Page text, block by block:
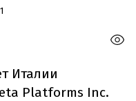
Италии
Platforms Inc.